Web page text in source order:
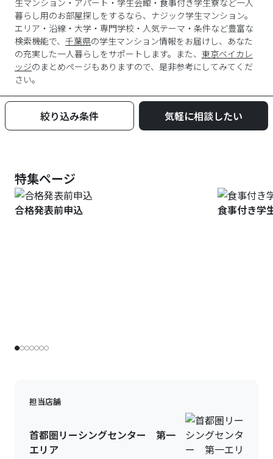
生マンション・アパート・学生会館・食事付き学生寮など一人
暮らし用のお部屋探しをするなら、ナジック学生マンション。
エリア・沿線・大学・専門学校・人気テーマ・条件など豊富な
検索機能で、 千葉県の学生マンション情報をお届けし、あなた
の充実した一人暮らしをサポートします。また、 東京ベイカレ
ッジのまとめページもありますので、是非参考にしてみてくだ
さい。
絞り込み条件 気軽に相談したい
特集ページ
合格発表前申込 食事付き学
担当店舗
首都圏リーシングセンター 第一
エリア